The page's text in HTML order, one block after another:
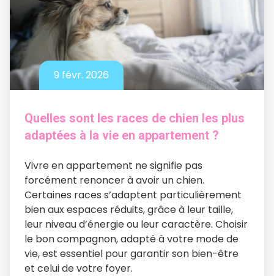
9 févr. 2026
Quelles sont les races de chien les plus
adaptées à la vie en appartement ?
Vivre en appartement ne signifie pas
forcément renoncer à avoir un chien.
Certaines races s’adaptent particulièrement
bien aux espaces réduits, grâce à leur taille,
leur niveau d’énergie ou leur caractère. Choisir
le bon compagnon, adapté à votre mode de
vie, est essentiel pour garantir son bien-être
et celui de votre foyer.